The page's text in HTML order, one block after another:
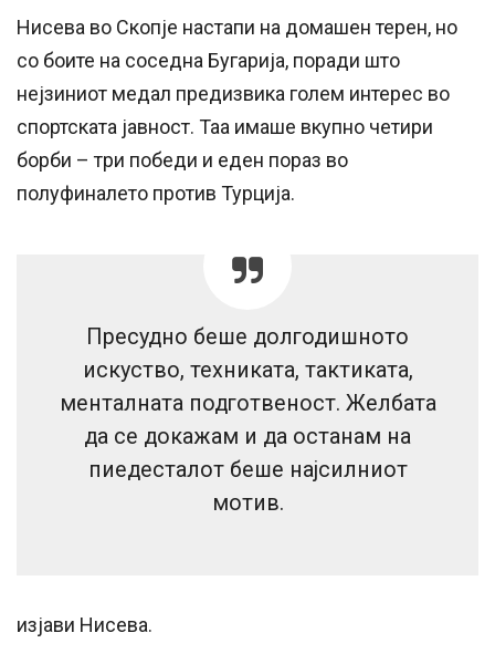
Нисева во Скопје настапи на домашен терен, но
со боите на соседна Бугарија, поради што
нејзиниот медал предизвика голем интерес во
спортската јавност. Таа имаше вкупно четири
борби – три победи и еден пораз во
полуфиналето против Турција.
Пресудно беше долгодишното
искуство, техниката, тактиката,
менталната подготвеност. Желбата
да се докажам и да останам на
пиедесталот беше најсилниот
мотив.
изјави Нисева.